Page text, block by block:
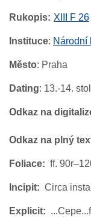
Rukopis XIII F 26
Instituce: Národní
Město: Praha
Dating: 13.-14.
Odkaz na
Odkaz na plný
Foliace ff.
Incipit Circa
Explicit